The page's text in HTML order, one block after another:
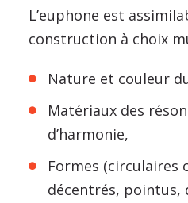
L’euphone est
construction à choix
Nature et couleur
Matériaux des
d’harmonie,
Formes (circulaires
décentrés, pointus,